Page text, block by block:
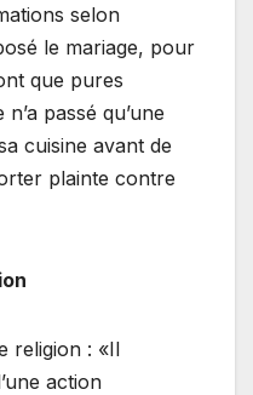
selon
le mariage, pour
que pures
passé qu’une
cuisine avant de
plainte contre
religion : «Il
action